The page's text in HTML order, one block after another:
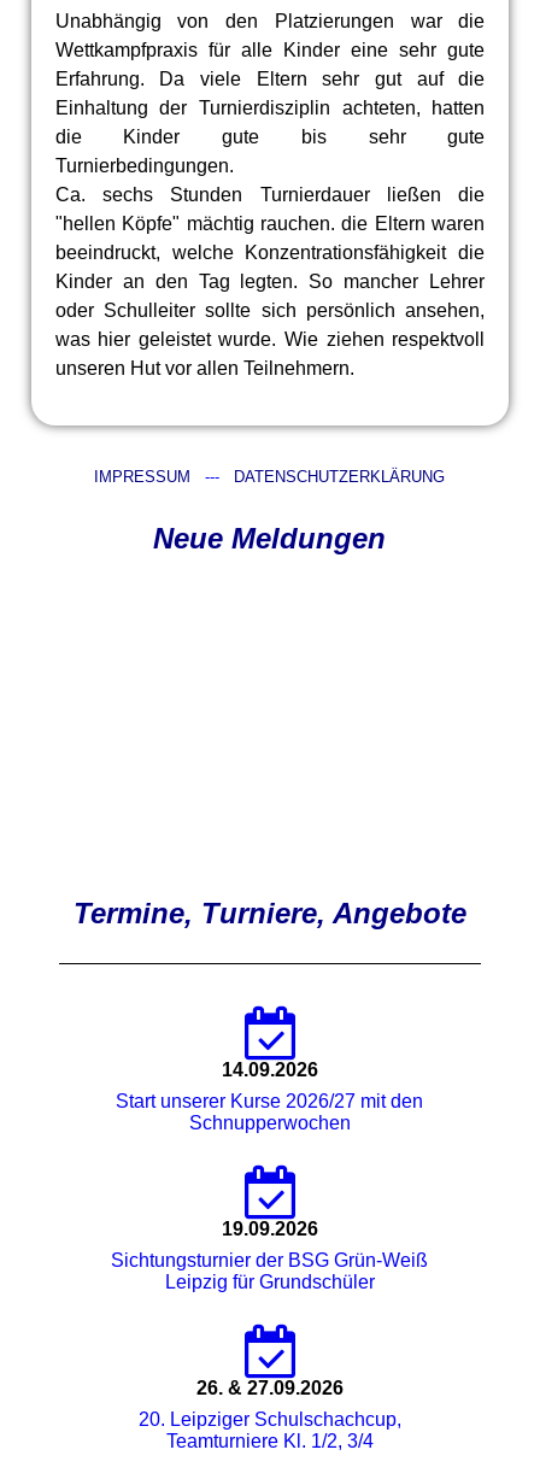
Unabhängig von den Platzierungen war die
Wettkampfpraxis für alle Kinder eine sehr gute
Erfahrung. Da viele Eltern sehr gut auf die
Einhaltung der Turnierdisziplin achteten, hatten
die Kinder gute bis sehr gute
Turnierbedingungen.
Ca. sechs Stunden Turnierdauer ließen die
"hellen Köpfe" mächtig rauchen. die Eltern waren
beeindruckt, welche Konzentrationsfähigkeit die
Kinder an den Tag legten. So mancher Lehrer
oder Schulleiter sollte sich persönlich ansehen,
was hier geleistet wurde. Wie ziehen respektvoll
unseren Hut vor allen Teilnehmern.
IMPRESSUM --- DATENSCHUTZERKLÄRUNG
Neue Meldungen
Termine, Turniere, Angebote
14.09.2026
Start unserer Kurse 2026/27 mit den
Schnupperwochen
19.09.2026
Sichtungsturnier der BSG Grün-Weiß
Leipzig für Grundschüler
26. & 27.09.2026
20. Leipziger Schulschachcup,
Teamturniere Kl. 1/2, 3/4